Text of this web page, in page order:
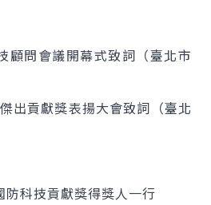
顧問會議開幕式致詞（臺北市
出貢獻獎表揚大會致詞（臺北
科技貢獻獎得獎人一行